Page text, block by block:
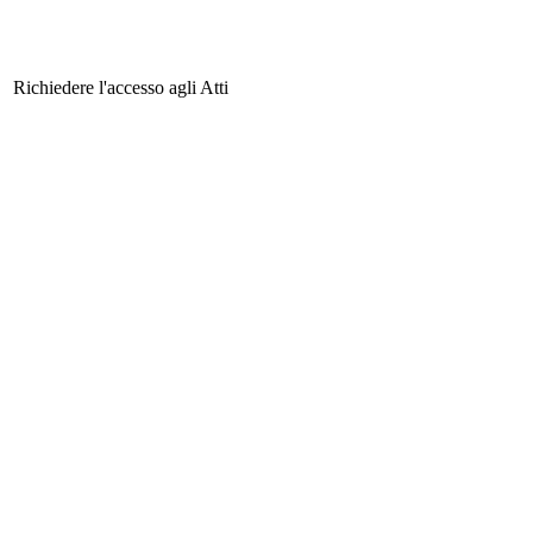
Richiedere l'accesso agli Atti